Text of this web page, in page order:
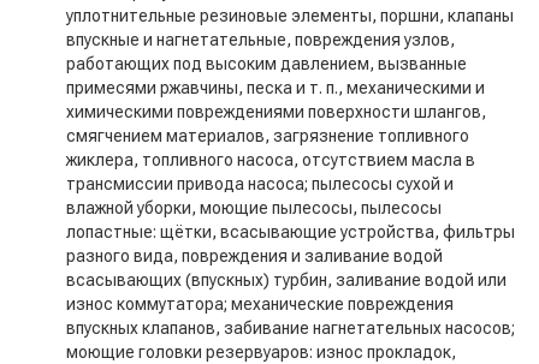
уплотнительные резиновые элементы, поршни, клапаны
впускные и нагнетательные, повреждения узлов,
работающих под высоким давлением, вызванные
примесями ржавчины, песка и т. п., механическими и
химическими повреждениями поверхности шлангов,
смягчением материалов, загрязнение топливного
жиклера, топливного насоса, отсутствием масла в
трансмиссии привода насоса; пылесосы сухой и
влажной уборки, моющие пылесосы, пылесосы
лопастные: щётки, всасывающие устройства, фильтры
разного вида, повреждения и заливание водой
всасывающих (впускных) турбин, заливание водой или
износ коммутатора; механические повреждения
впускных клапанов, забивание нагнетательных насосов;
моющие головки резервуаров: износ прокладок,